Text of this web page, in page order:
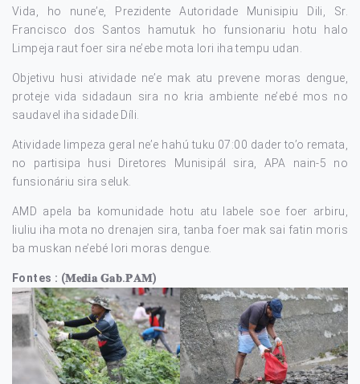
Vida, ho nune’e, Prezidente Autoridade Munisipiu Dili, Sr.
Francisco dos Santos hamutuk ho funsionariu hotu halo
Limpeja raut foer sira ne’ebe mota lori iha tempu udan.
Objetivu husi atividade ne’e mak atu prevene moras dengue,
proteje vida sidadaun sira no kria ambiente ne’ebé mos no
saudavel iha sidade Díli.
Atividade limpeza geral ne’e hahú tuku 07:00 dader to’o remata,
no partisipa husi Diretores Munisipál sira, APA nain-5 no
funsionáriu sira seluk.
AMD apela ba komunidade hotu atu labele soe foer arbiru,
liuliu iha mota no drenajen sira, tanba foer mak sai fatin moris
ba muskan ne’ebé lori moras dengue.
Fontes : (𝐌𝐞𝐝𝐢𝐚 𝐆𝐚𝐛.𝐏𝐀𝐌)